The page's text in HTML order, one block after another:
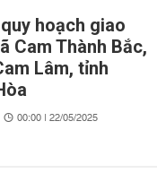
hoạch giao
Cam Thành Bắc,
Lâm, tỉnh
00:00 | 22/05/2025